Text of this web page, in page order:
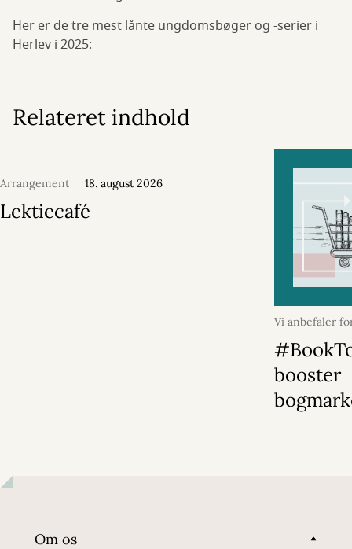
Her er de tre mest lånte ungdomsbøger og -serier i
Herlev i 2025:
Relateret indhold
Arrangement 18. august 2026
Lektiecafé
Vi anbefaler
2026
booster
Om os